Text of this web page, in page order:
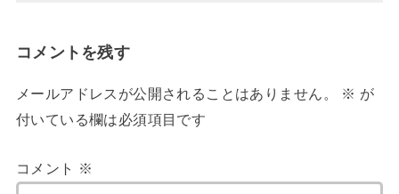
コメントを残す
メールアドレスが公開されることはありません。 ※ が
付いている欄は必須項目です
コメント ※